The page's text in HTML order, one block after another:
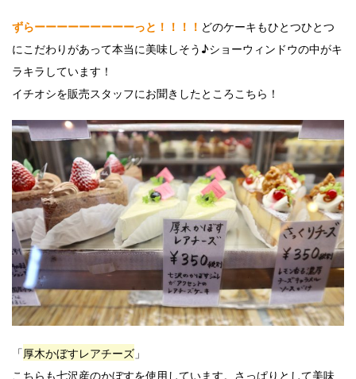
ずらーーーーーーーーーっと！！！！ どのケーキもひとつひとつ
にこだわりがあって本当に美味しそう♪ショーウィンドウの中がキ
ラキラしています！
イチオシを販売スタッフにお聞きしたところこちら！
「厚木かぼすレアチーズ 」
こちらも七沢産のかぼすを使用しています。さっぱりとして美味